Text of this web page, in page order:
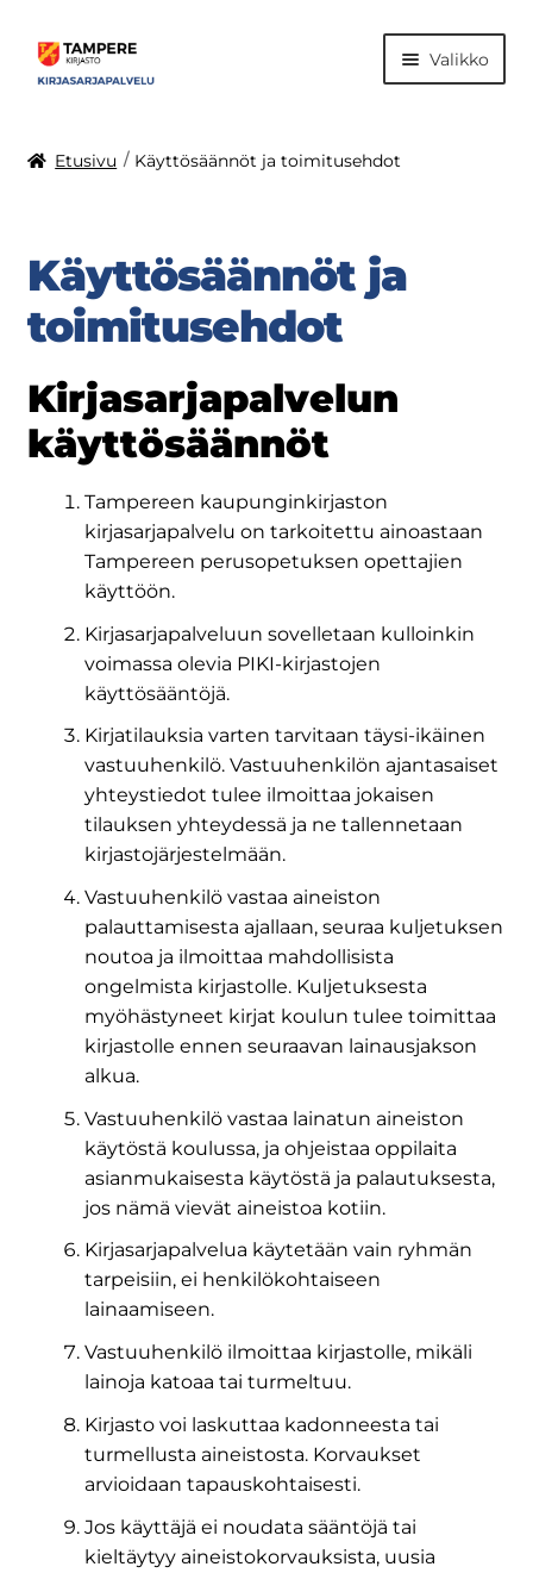
Valikko
Kaikki kirjat
Alakoulu
Yläkoulu
Ohjeet
Etusivu Käyttösäännöt ja toimitusehdot
Käyttösäännöt ja
toimitusehdot
Kirjasarjapalvelun
käyttösäännöt
Tampereen kaupunginkirjaston
kirjasarjapalvelu on tarkoitettu ainoastaan
Tampereen perusopetuksen opettajien
käyttöön.
Kirjasarjapalveluun sovelletaan kulloinkin
voimassa olevia PIKI-kirjastojen
käyttösääntöjä.
Kirjatilauksia varten tarvitaan täysi-ikäinen
vastuuhenkilö. Vastuuhenkilön ajantasaiset
yhteystiedot tulee ilmoittaa jokaisen
tilauksen yhteydessä ja ne tallennetaan
kirjastojärjestelmään.
Vastuuhenkilö vastaa aineiston
palauttamisesta ajallaan, seuraa kuljetuksen
noutoa ja ilmoittaa mahdollisista
ongelmista kirjastolle. Kuljetuksesta
myöhästyneet kirjat koulun tulee toimittaa
kirjastolle ennen seuraavan lainausjakson
alkua.
Vastuuhenkilö vastaa lainatun aineiston
käytöstä koulussa, ja ohjeistaa oppilaita
asianmukaisesta käytöstä ja palautuksesta,
jos nämä vievät aineistoa kotiin.
Kirjasarjapalvelua käytetään vain ryhmän
tarpeisiin, ei henkilökohtaiseen
lainaamiseen.
Vastuuhenkilö ilmoittaa kirjastolle, mikäli
lainoja katoaa tai turmeltuu.
Kirjasto voi laskuttaa kadonneesta tai
turmellusta aineistosta. Korvaukset
arvioidaan tapauskohtaisesti.
Jos käyttäjä ei noudata sääntöjä tai
kieltäytyy aineistokorvauksista, uusia